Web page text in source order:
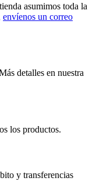
asumimos toda la
envíenos un correo
detalles en nuestra
los productos.
y transferencias